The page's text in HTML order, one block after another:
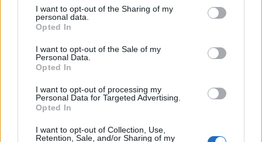
I want to opt-out of the Sharing of my
personal data.
Opted In
I want to opt-out of the Sale of my
Personal Data.
Opted In
I want to opt-out of processing my
Personal Data for Targeted Advertising.
Opted In
I want to opt-out of Collection, Use,
Retention, Sale, and/or Sharing of my
Κατερίνη
«Σαλπάρουμε για Γυμνάσιο!» από το ΚΕΣΑΝ Ηρακλείου
10:32
μαγιό και τα αποθεωτικά σχόλια
ΠΕΡΙΣΣΟΤΕΡΑ